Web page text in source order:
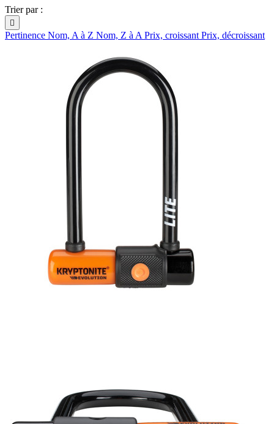
Trier par :

Pertinence Nom, A à Z Nom, Z à A Prix, croissant Prix, décroissant